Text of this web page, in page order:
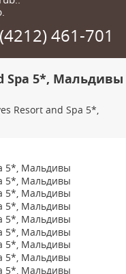
461-701
Spa 5*, Мальдивы
Resort and Spa 5*,